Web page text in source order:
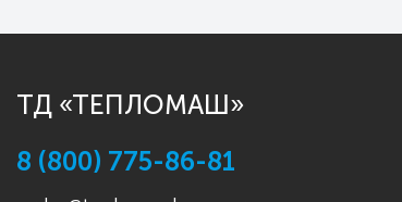
ТД «ТЕПЛОМАШ»
8 (800) 775-86-81